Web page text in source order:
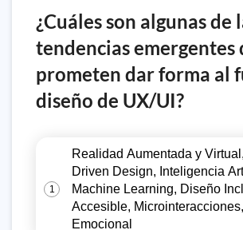
¿Cuáles son algunas de
tendencias emergentes
prometen dar forma al
diseño de UX/UI?
1
Realidad Aumentada y
Driven Design, Inteligencia
Machine Learning, Diseño
Accesible,
Emocional